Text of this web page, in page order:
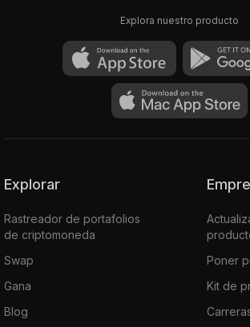
Explora nuestro producto
Explorar
Rastreador de portafolios
de criptomoneda
Swap
Gana
Blog
Poner
Kit de